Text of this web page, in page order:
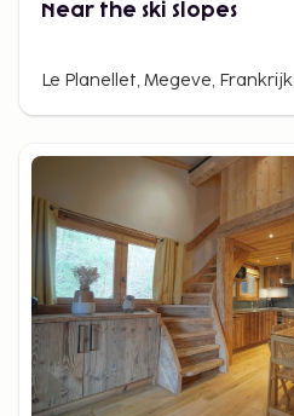
Near the ski Slopes
Le Planellet, Megeve, Frankrijk